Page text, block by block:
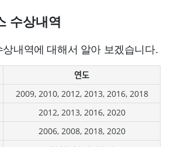
수상내역
내역에 대해서 알아 보겠습니다.
연도
2009, 2010, 2012, 2013, 2016, 2018
2012, 2013, 2016, 2020
2006, 2008, 2018, 2020